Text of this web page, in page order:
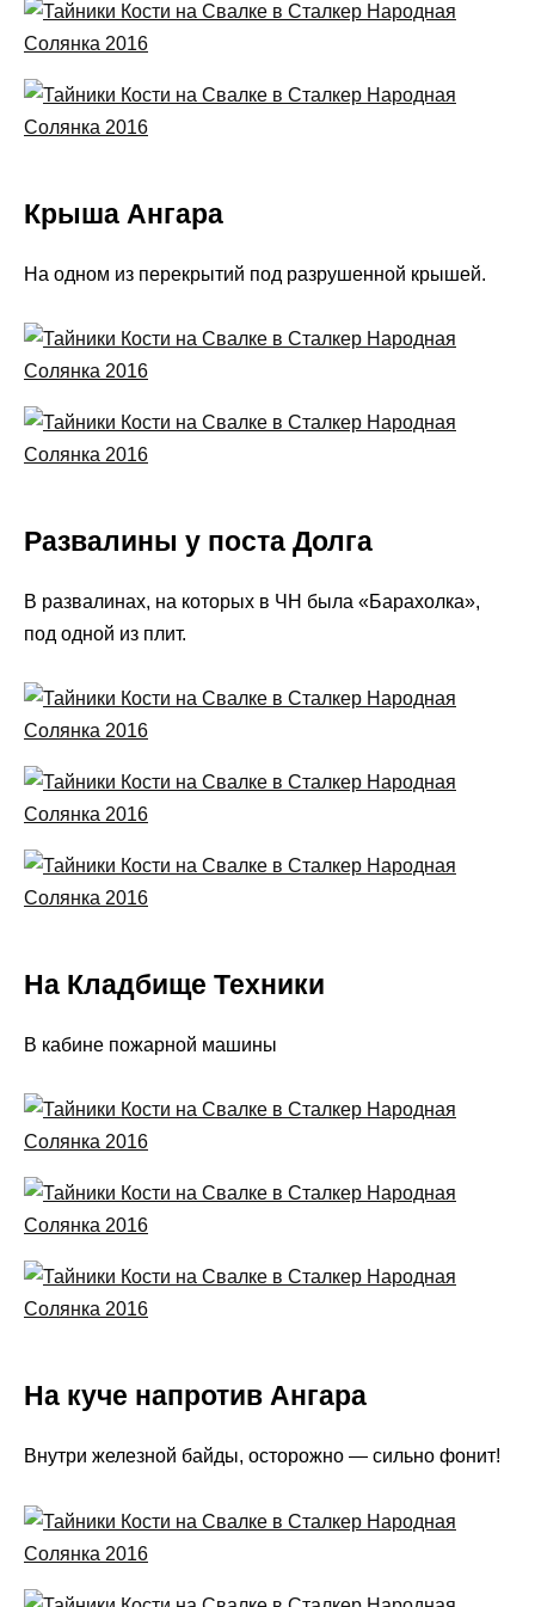
Крыша Ангара
На одном из перекрытий под разрушенной крышей.
Развалины у поста Долга
В развалинах, на которых в ЧН была «Барахолка»,
под одной из плит.
На Кладбище Техники
В кабине пожарной машины
На куче напротив Ангара
Внутри железной байды, осторожно — сильно фонит!